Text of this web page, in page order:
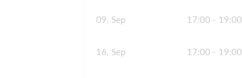
09. Sep 17:00 - 19:00
16. Sep 17:00 - 19:00